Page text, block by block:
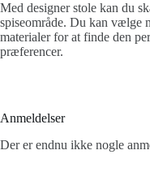
Med designer stole kan du
spiseområde. Du kan vælge
materialer for at finde den
præferencer.
Anmeldelser
Der er endnu ikke nogle